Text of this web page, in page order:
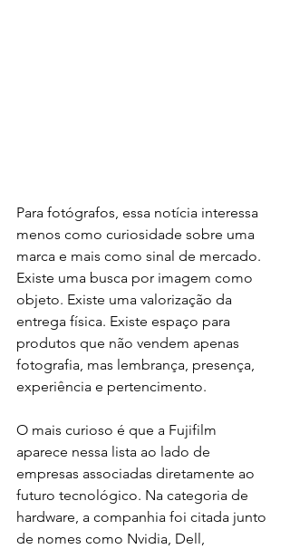
Para fotógrafos, essa notícia interessa
menos como curiosidade sobre uma
marca e mais como sinal de mercado.
Existe uma busca por imagem como
objeto. Existe uma valorização da
entrega física. Existe espaço para
produtos que não vendem apenas
fotografia, mas lembrança, presença,
experiência e pertencimento.
O mais curioso é que a Fujifilm
aparece nessa lista ao lado de
empresas associadas diretamente ao
futuro tecnológico. Na categoria de
hardware, a companhia foi citada junto
de nomes como Nvidia, Dell,